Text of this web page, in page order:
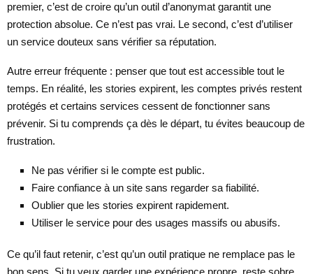
premier, c’est de croire qu’un outil d’anonymat garantit une
protection absolue. Ce n’est pas vrai. Le second, c’est d’utiliser
un service douteux sans vérifier sa réputation.
Autre erreur fréquente : penser que tout est accessible tout le
temps. En réalité, les stories expirent, les comptes privés restent
protégés et certains services cessent de fonctionner sans
prévenir. Si tu comprends ça dès le départ, tu évites beaucoup de
frustration.
Ne pas vérifier si le compte est public.
Faire confiance à un site sans regarder sa fiabilité.
Oublier que les stories expirent rapidement.
Utiliser le service pour des usages massifs ou abusifs.
Ce qu’il faut retenir, c’est qu’un outil pratique ne remplace pas le